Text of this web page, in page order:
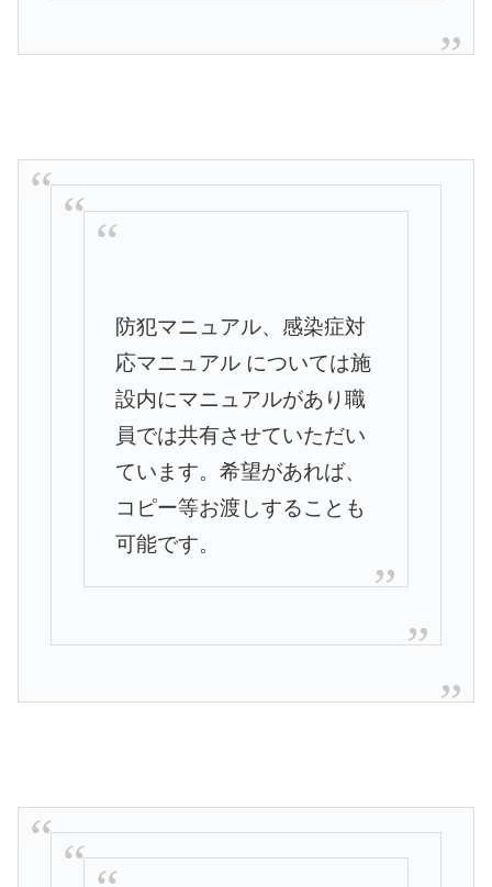
防犯マニュアル、感染症対
応マニュアル については施
設内にマニュアルがあり職
員では共有させていただい
ています。希望があれば、
コピー等お渡しすることも
可能です。